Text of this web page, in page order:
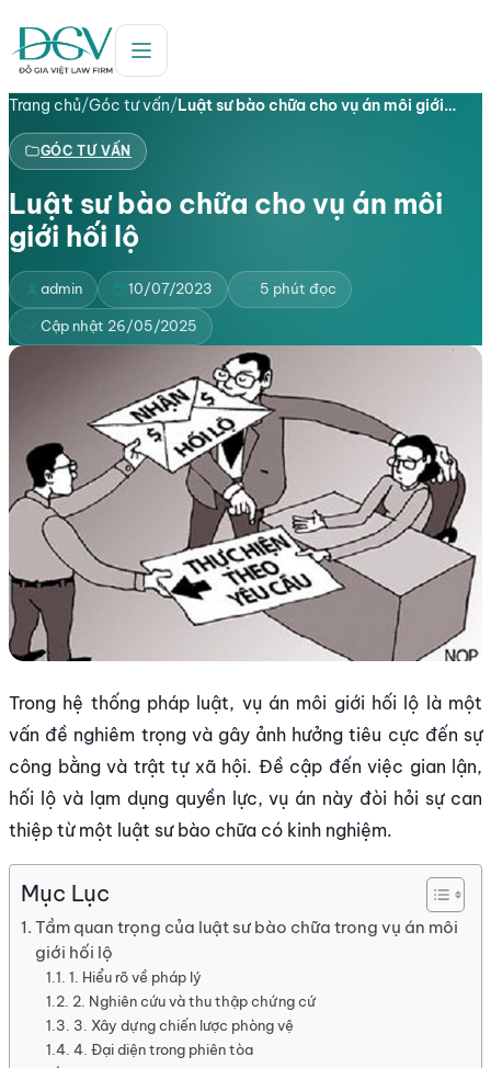
Trang chủ/Góc tư vấn/Luật sư bào chữa cho vụ án môi giới…
GÓC TƯ VẤN
Luật sư bào chữa cho vụ án môi
giới hối lộ
admin 10/07/2023 5 phút đọc
Cập nhật 26/05/2025
Trong hệ thống pháp luật, vụ án môi giới hối lộ là một
vấn đề nghiêm trọng và gây ảnh hưởng tiêu cực đến sự
công bằng và trật tự xã hội. Đề cập đến việc gian lận,
hối lộ và lạm dụng quyền lực, vụ án này đòi hỏi sự can
thiệp từ một luật sư bào chữa có kinh nghiệm.
Mục Lục
Tầm quan trọng của luật sư bào chữa trong vụ án môi
giới hối lộ
1. Hiểu rõ về pháp lý
2. Nghiên cứu và thu thập chứng cứ
3. Xây dựng chiến lược phòng vệ
4. Đại diện trong phiên tòa